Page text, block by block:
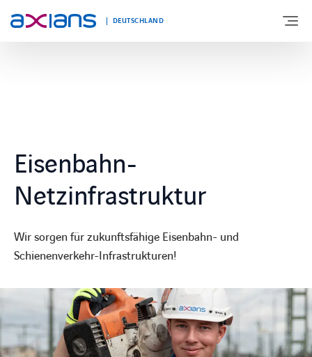
DEUTSCHLAND
PRODUKTE
REFERENZEN
Eisenbahn-
Netzinfrastruktur
Wir sorgen für zukunftsfähige Eisenbahn- und
Schienenverkehr-Infrastrukturen!